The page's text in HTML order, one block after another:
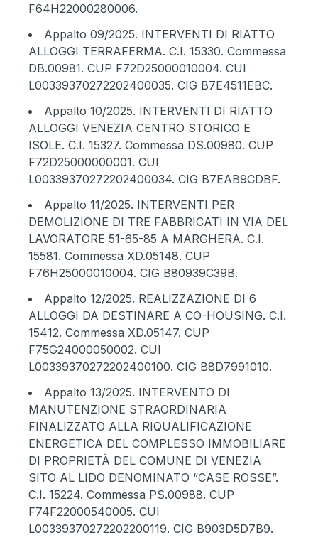
F64H22000280006.
Appalto 09/2025. INTERVENTI DI RIATTO
ALLOGGI TERRAFERMA. C.I. 15330. Commessa
DB.00981. CUP F72D25000010004. CUI
L00339370272202400035. CIG B7E4511EBC.
Appalto 10/2025. INTERVENTI DI RIATTO
ALLOGGI VENEZIA CENTRO STORICO E
ISOLE. C.I. 15327. Commessa DS.00980. CUP
F72D25000000001. CUI
L00339370272202400034. CIG B7EAB9CDBF.
Appalto 11/2025. INTERVENTI PER
DEMOLIZIONE DI TRE FABBRICATI IN VIA DEL
LAVORATORE 51-65-85 A MARGHERA. C.I.
15581. Commessa XD.05148. CUP
F76H25000010004. CIG B80939C39B.
Appalto 12/2025. REALIZZAZIONE DI 6
ALLOGGI DA DESTINARE A CO-HOUSING. C.I.
15412. Commessa XD.05147. CUP
F75G24000050002. CUI
L00339370272202400100. CIG B8D7991010.
Appalto 13/2025. INTERVENTO DI
MANUTENZIONE STRAORDINARIA
FINALIZZATO ALLA RIQUALIFICAZIONE
ENERGETICA DEL COMPLESSO IMMOBILIARE
DI PROPRIETÀ DEL COMUNE DI VENEZIA
SITO AL LIDO DENOMINATO “CASE ROSSE”.
C.I. 15224. Commessa PS.00988. CUP
F74F22000540005. CUI
L00339370272202200119. CIG B903D5D7B9.